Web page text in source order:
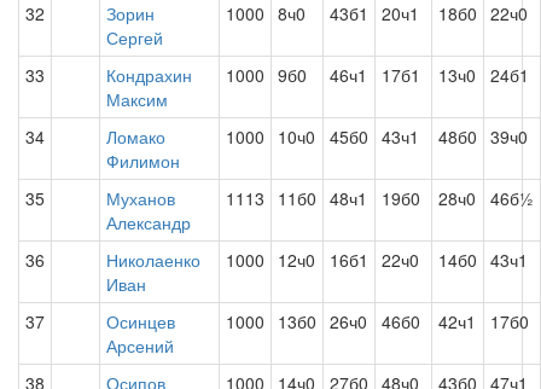
32
Зорин
Сергей
1000 8ч0 43б1 20ч1 18б0 22ч0
33
Кондрахин
Максим
1000 9б0 46ч1 17б1 13ч0 24б1
34
Ломако
Филимон
1000 10ч0 45б0 43ч1 48б0 39ч0
35
Муханов
Александр
1113 11б0 48ч1 19б0 28ч0 46б½
36
Николаенко
Иван
1000 12ч0 16б1 22ч0 14б0 43ч1
37
Осинцев
Арсений
1000 13б0 26ч0 46б0 42ч1 17б0
38
Осипов
1000 14ч0 27б0 48ч0 43б0 47ч1